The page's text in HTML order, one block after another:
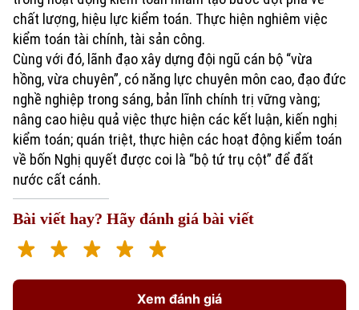
Hà Nội
Chính trị
Xã hội
An ninh trật tự
Hà Nội
Nhịp sống Hà Nội
Người Hà Nội
Khoảnh khắc Hà Nội
Ẩm thực
Thế giới
Tin tức
Quân sự
Người Việt 4 phương
Kinh tế
Tin tức
Cafe sáng
Tài chính Ngân hàng
Nhà đất
Tin tức
Giáo dục
chất lượng, hiệu lực kiểm toán. Thực hiện nghiêm việc
kiểm toán tài chính, tài sản công.
Cùng với đó, lãnh đạo xây dựng đội ngũ cán bộ “vừa
hồng, vừa chuyên”, có năng lực chuyên môn cao, đạo đức
nghề nghiệp trong sáng, bản lĩnh chính trị vững vàng;
nâng cao hiệu quả việc thực hiện các kết luận, kiến nghị
kiểm toán; quán triệt, thực hiện các hoạt động kiểm toán
về bốn Nghị quyết được coi là “bộ tứ trụ cột” để đất
nước cất cánh.
Bài viết hay? Hãy đánh giá bài viết
Xem đánh giá